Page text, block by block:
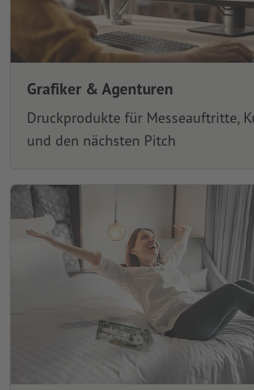
Grafiker & Agenturen
Druckprodukte für Messeauftritte,
und den nächsten Pitch